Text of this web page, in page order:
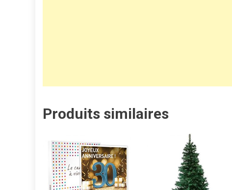
Produits similaires